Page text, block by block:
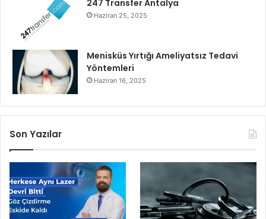
247 Transfer Antalya
Haziran 25, 2025
Menisküs Yırtığı Ameliyatsız Tedavi
Yöntemleri
Haziran 16, 2025
Son Yazılar